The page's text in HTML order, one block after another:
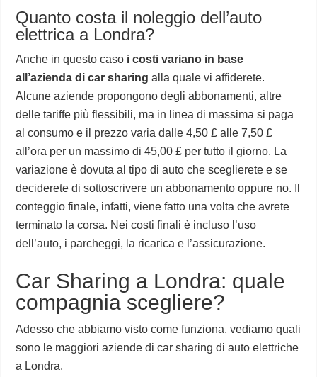
Quanto costa il noleggio dell’auto
elettrica a Londra?
Anche in questo caso i costi variano in base
all’azienda di car sharing alla quale vi affiderete.
Alcune aziende propongono degli abbonamenti, altre
delle tariffe più flessibili, ma in linea di massima si paga
al consumo e il prezzo varia dalle 4,50 £ alle 7,50 £
all’ora per un massimo di 45,00 £ per tutto il giorno. La
variazione è dovuta al tipo di auto che sceglierete e se
deciderete di sottoscrivere un abbonamento oppure no. Il
conteggio finale, infatti, viene fatto una volta che avrete
terminato la corsa. Nei costi finali è incluso l’uso
dell’auto, i parcheggi, la ricarica e l’assicurazione.
Car Sharing a Londra: quale
compagnia scegliere?
Adesso che abbiamo visto come funziona, vediamo quali
sono le maggiori aziende di car sharing di auto elettriche
a Londra.